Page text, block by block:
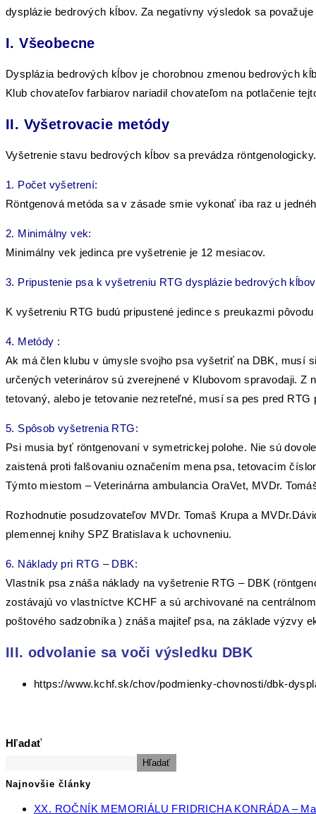
dysplázie bedrových kĺbov. Za negatívny výsledok sa
I. Všeobecne
Dysplázia bedrových kĺbov je chorobnou zmenou bedrových
Klub chovateľov farbiarov nariadil chovateľom na potlačenie
II. Vyšetrovacie metódy
Vyšetrenie stavu bedrových kĺbov sa prevádza
1. Počet vyšetrení:
Röntgenová metóda sa v zásade smie vykonať iba raz u
2. Minimálny vek:
Minimálny vek jedinca pre vyšetrenie je 12 mesiacov.
3. Pripustenie psa k vyšetreniu RTG dysplázie bedrových
K vyšetreniu RTG budú pripustené jedince s preukazmi
4. Metódy :
Ak má člen klubu v úmysle svojho psa vyšetriť na DBK, musí
určených veterinárov sú zverejnené v Klubovom spravodaji. Z
tetovaný, alebo je tetovanie nezreteľné, musí sa pes pred RTG
5. Spôsob vyšetrenia RTG:
Psi musia byť röntgenovaní v symetrickej polohe. Nie sú
zaistená proti falšovaniu označením mena psa, tetovacím
Týmto miestom – Veterinárna ambulancia OraVet, MVDr.
Rozhodnutie posudzovateľov MVDr. Tomaš Krupa a
plemennej knihy SPZ Bratislava k uchovneniu.
6. Náklady pri RTG – DBK:
Vlastník psa znáša náklady na vyšetrenie RTG – DBK
zostávajú vo vlastníctve KCHF a sú archivované na
poštového sadzobníka ) znáša majiteľ psa, na základe výzvy
III. odvolanie sa voči výsledku DBK
https://www.kchf.sk/chov/podmienky-chovnosti/dbk-
Hľadať
Hľadať
Najnovšie články
XX. ROČNÍK MEMORIÁLU FRIDRICHA KONRÁDA –